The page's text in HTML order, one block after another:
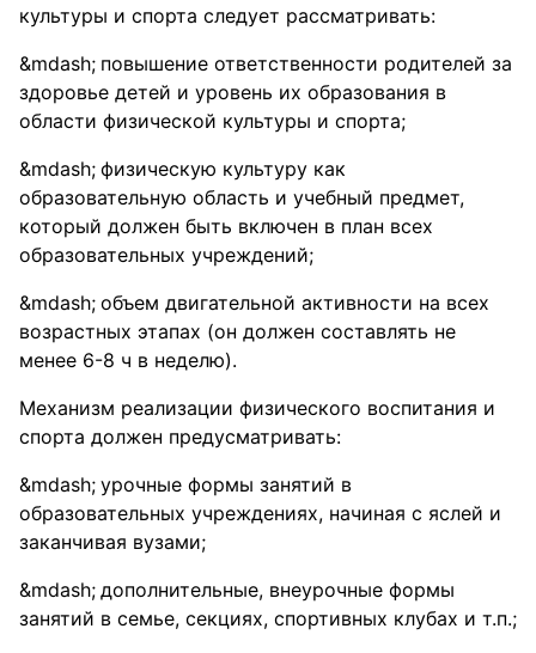
культуры и спорта следует рассматривать:
повышение ответственности родителей за
здоровье детей и уровень их образования в
области физической культуры и спорта;
физическую культуру как
образовательную область и учебный предмет,
который должен быть включен в план всех
образовательных учреждений;
объем двигательной активности на всех
возрастных этапах (он должен составлять не
менее 6-8 ч в неделю).
Механизм реализации физического воспитания и
спорта должен предусматривать:
урочные формы занятий в
образовательных учреждениях, начиная с яслей и
заканчивая вузами;
дополнительные, внеурочные формы
занятий в семье, секциях, спортивных клубах и т.п.;